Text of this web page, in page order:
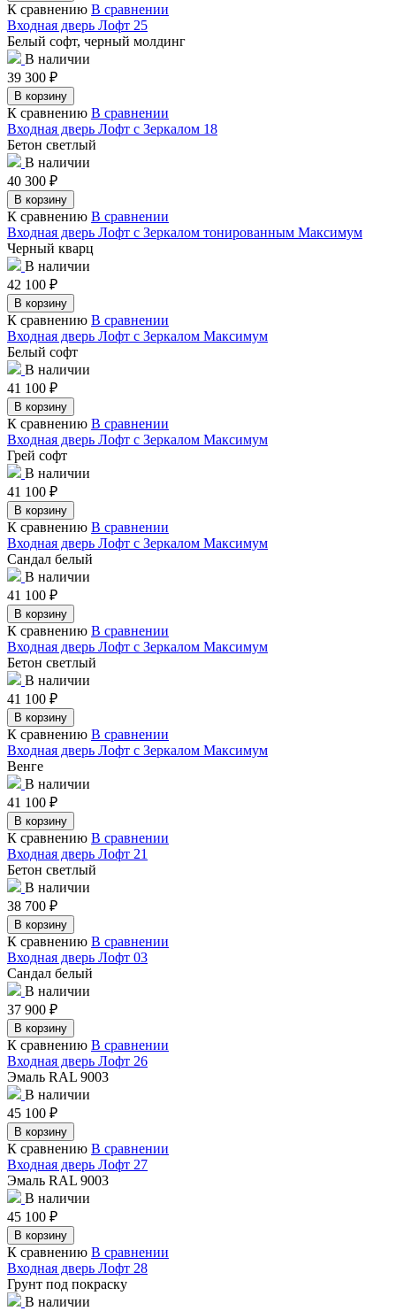
К сравнению В сравнении
Входная дверь Лофт 25
Белый софт, черный молдинг
В наличии
39 300 ₽
В корзину
К сравнению В сравнении
Входная дверь Лофт с Зеркалом 18
Бетон светлый
В наличии
40 300 ₽
В корзину
К сравнению В сравнении
Входная дверь Лофт с Зеркалом тонированным Максимум
Черный кварц
В наличии
42 100 ₽
В корзину
К сравнению В сравнении
Входная дверь Лофт с Зеркалом Максимум
Белый софт
В наличии
41 100 ₽
В корзину
К сравнению В сравнении
Входная дверь Лофт с Зеркалом Максимум
Грей софт
В наличии
41 100 ₽
В корзину
К сравнению В сравнении
Входная дверь Лофт с Зеркалом Максимум
Сандал белый
В наличии
41 100 ₽
В корзину
К сравнению В сравнении
Входная дверь Лофт с Зеркалом Максимум
Бетон светлый
В наличии
41 100 ₽
В корзину
К сравнению В сравнении
Входная дверь Лофт с Зеркалом Максимум
Венге
В наличии
41 100 ₽
В корзину
К сравнению В сравнении
Входная дверь Лофт 21
Бетон светлый
В наличии
38 700 ₽
В корзину
К сравнению В сравнении
Входная дверь Лофт 03
Сандал белый
В наличии
37 900 ₽
В корзину
К сравнению В сравнении
Входная дверь Лофт 26
Эмаль RAL 9003
В наличии
45 100 ₽
В корзину
К сравнению В сравнении
Входная дверь Лофт 27
Эмаль RAL 9003
В наличии
45 100 ₽
В корзину
К сравнению В сравнении
Входная дверь Лофт 28
Грунт под покраску
В наличии